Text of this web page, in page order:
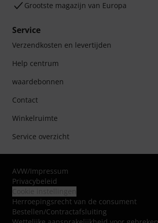
Grootste magazijn van Europa
Service
Verzendkosten en levertijden
Help centrum
waardebonnen
Contact
Winkelruimte
Service overzicht
AVW/Impressum
Privacybeleid
Herroepingsrecht van de consument
Bestellen/Contractafsluiting